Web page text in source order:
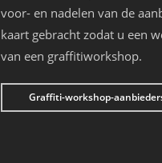
voor- en nadelen van de
kaart gebracht zodat u een
van een graffitiworkshop.
Graffiti-workshop-